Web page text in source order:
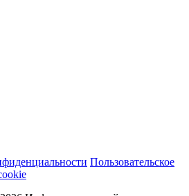
Пользовательское